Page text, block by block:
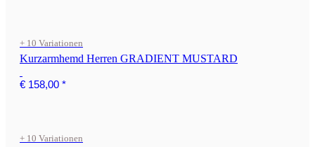
+ 10 Variationen
Kurzarmhemd Herren GRADIENT MUSTARD
€ 158,00 *
+ 10 Variationen